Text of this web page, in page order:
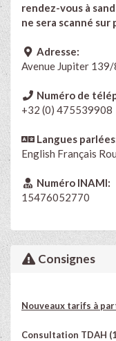
rendez-vous à
ne sera scanné sur
Adresse:
Avenue Jupiter
Numéro de
+32 (0) 475539908
Langues
English Français
Numéro INAMI:
15476052770
Consignes
Nouveaux tarifs à
Consultation TDAH